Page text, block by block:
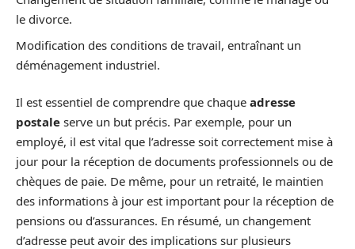
le divorce.
Modification des conditions de travail, entraînant un
déménagement industriel.
Il est essentiel de comprendre que chaque adresse
postale serve un but précis. Par exemple, pour un
employé, il est vital que l’adresse soit correctement mise à
jour pour la réception de documents professionnels ou de
chèques de paie. De même, pour un retraité, le maintien
des informations à jour est important pour la réception de
pensions ou d’assurances. En résumé, un changement
d’adresse peut avoir des implications sur plusieurs